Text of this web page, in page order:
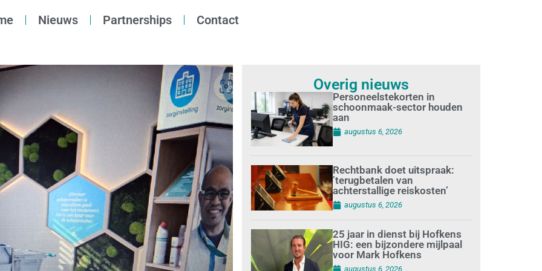
Nieuws Partnerships Contact
Overig nieuws
Personeelstekorten in
schoonmaak-sector houden
aan
augustus 6, 2026
Rechtbank doet uitspraak:
’terugbetalen van
achterstallige reiskosten’
augustus 6, 2026
25 jaar in dienst bij Hofkens
HIG: een bijzondere mijlpaal
voor Mark Hofkens
augustus 6, 2026